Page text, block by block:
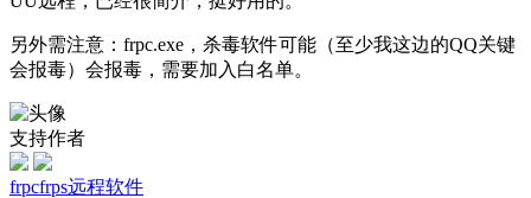
另外需注意：frpc.exe，杀毒软件可能（至少我这边的QQ关键
会报毒）会报毒，需要加入白名单。
支持作者
frpcfrps远程软件